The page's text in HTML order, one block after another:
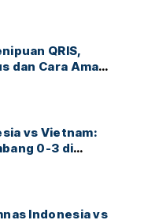
QRIS,
dan Cara Aman
vs Vietnam:
0-3 di
Indonesia vs